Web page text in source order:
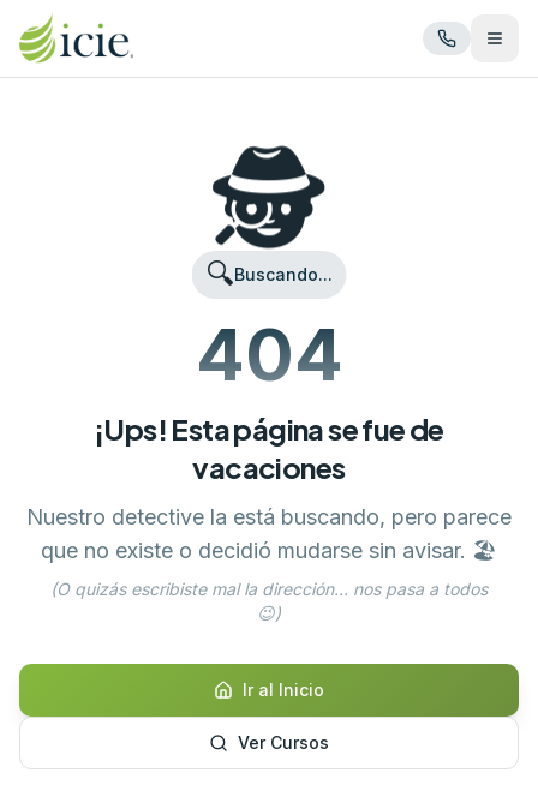
Abrir
🕵️
🔍Buscando...
404
¡Ups! Esta página se fue de
vacaciones
Nuestro detective la está buscando, pero parece
que no existe o decidió mudarse sin avisar. 🏖️
(O quizás escribiste mal la dirección... nos pasa a todos
😉)
Ir al Inicio
Ver Cursos